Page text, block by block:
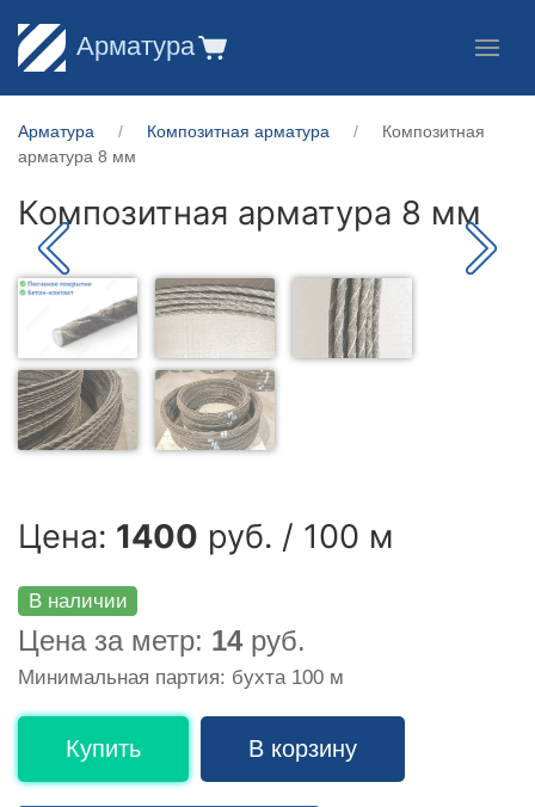
Арматура
Арматура Композитная арматура
Композитная
арматура 8 мм
Композитная арматура 8 мм
Цена: 1400 руб. / 100 м
В наличии
Цена за метр: 14руб.
Минимальная партия: бухта 100 м
Купить В корзину